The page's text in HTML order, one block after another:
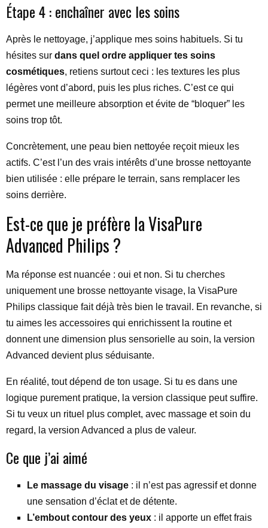
Étape 4 : enchaîner avec les soins
Après le nettoyage, j’applique mes soins habituels. Si tu
hésites sur dans quel ordre appliquer tes soins
cosmétiques, retiens surtout ceci : les textures les plus
légères vont d’abord, puis les plus riches. C’est ce qui
permet une meilleure absorption et évite de “bloquer” les
soins trop tôt.
Concrètement, une peau bien nettoyée reçoit mieux les
actifs. C’est l’un des vrais intérêts d’une brosse nettoyante
bien utilisée : elle prépare le terrain, sans remplacer les
soins derrière.
Est-ce que je préfère la VisaPure
Advanced Philips ?
Ma réponse est nuancée : oui et non. Si tu cherches
uniquement une brosse nettoyante visage, la VisaPure
Philips classique fait déjà très bien le travail. En revanche, si
tu aimes les accessoires qui enrichissent la routine et
donnent une dimension plus sensorielle au soin, la version
Advanced devient plus séduisante.
En réalité, tout dépend de ton usage. Si tu es dans une
logique purement pratique, la version classique peut suffire.
Si tu veux un rituel plus complet, avec massage et soin du
regard, la version Advanced a plus de valeur.
Ce que j’ai aimé
Le massage du visage : il n’est pas agressif et donne
une sensation d’éclat et de détente.
L’embout contour des yeux : il apporte un effet frais